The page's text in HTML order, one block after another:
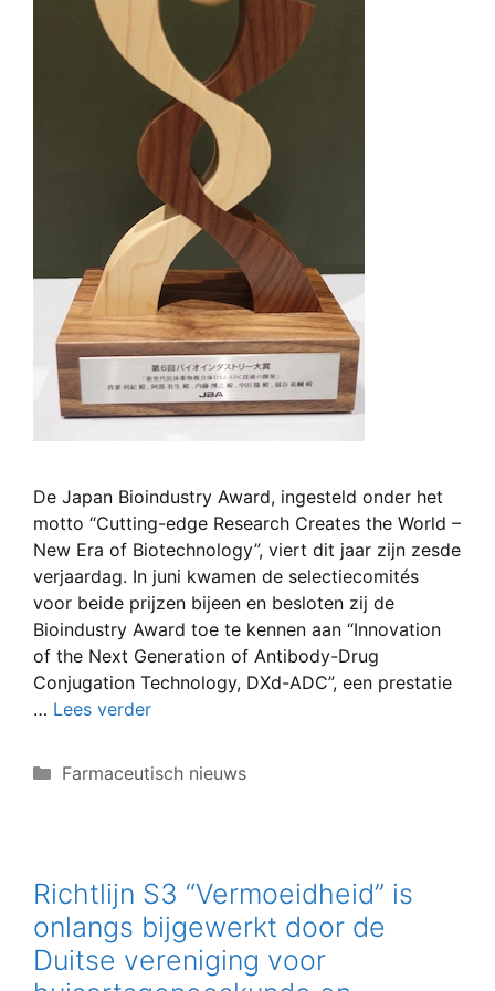
De Japan Bioindustry Award, ingesteld onder het
motto “Cutting-edge Research Creates the World –
New Era of Biotechnology”, viert dit jaar zijn zesde
verjaardag. In juni kwamen de selectiecomités
voor beide prijzen bijeen en besloten zij de
Bioindustry Award toe te kennen aan “Innovation
of the Next Generation of Antibody-Drug
Conjugation Technology, DXd-ADC”, een prestatie
… Lees verder
Categorieën
Farmaceutisch nieuws
Richtlijn S3 “Vermoeidheid” is
onlangs bijgewerkt door de
Duitse vereniging voor